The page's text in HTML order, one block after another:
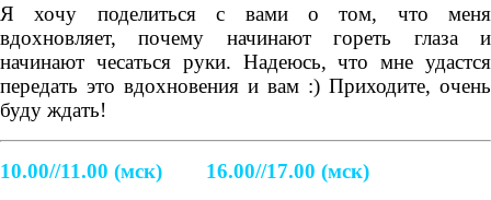
Я хочу поделиться с вами о том, что меня
вдохновляет, почему начинают гореть глаза и
начинают чесаться руки. Надеюсь, что мне удастся
передать это вдохновения и вам :) Приходите, очень
буду ждать!
10.00//11.00 (мск) 16.00//17.00 (мск)